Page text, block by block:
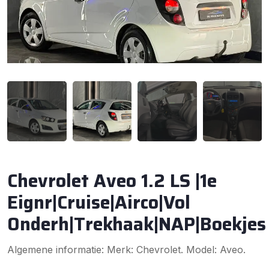
Chevrolet Aveo 1.2 LS |1e
Eignr|Cruise|Airco|Vol
Onderh|Trekhaak|NAP|Boekjes
Algemene informatie: Merk: Chevrolet. Model: Aveo.